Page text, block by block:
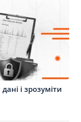
і зрозуміти